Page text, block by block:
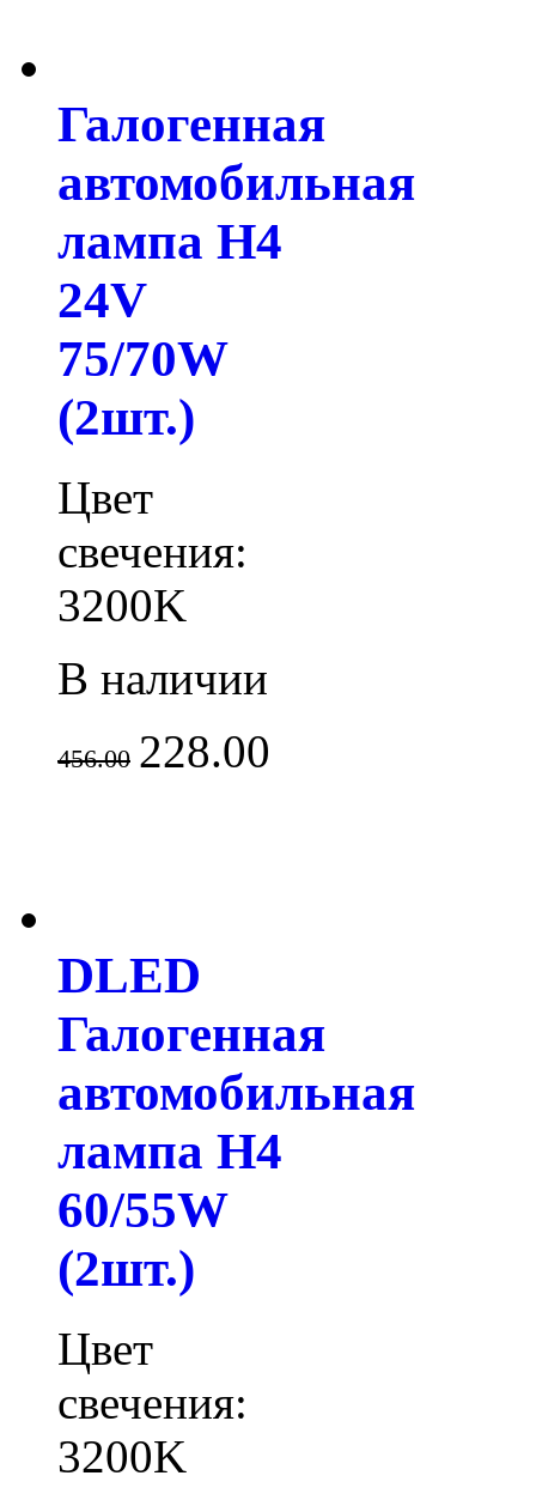
Галогенная
автомобильная
лампа H4
24V
75/70W
(2шт.)
Цвет
свечения:
3200K
В наличии
456.00 228.00
DLED
Галогенная
автомобильная
лампа H4
60/55W
(2шт.)
Цвет
свечения:
3200K